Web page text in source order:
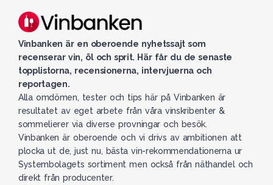
Vinbanken är en oberoende nyhetssajt som
recenserar vin, öl och sprit. Här får du de senaste
topplistorna, recensionerna, intervjuerna och
reportagen.
Alla omdömen, tester och tips här på Vinbanken är
resultatet av eget arbete från våra vinskribenter &
sommelierer via diverse provningar och besök.
Vinbanken är oberoende och vi drivs av ambitionen att
plocka ut de, just nu, bästa vin-rekommendationerna ur
Systembolagets sortiment men också från näthandel och
direkt från producenter.